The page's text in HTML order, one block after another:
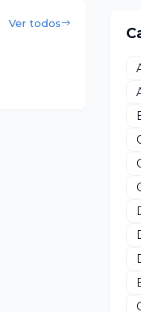
Ver todos